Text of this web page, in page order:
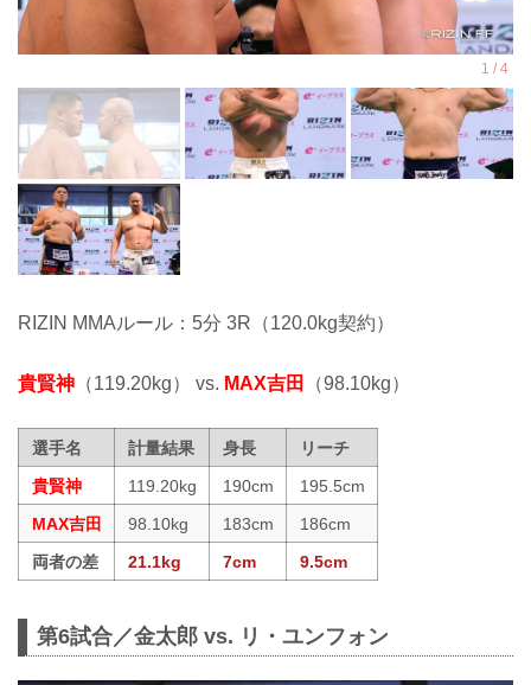
RIZIN MMAルール：5分 3R（120.0kg契約）
貴賢神 （119.20kg） vs. MAX吉田 （98.10kg）
選手名 計量結果 身長
リーチ
貴賢神
119.20kg 190cm
195.5cm
MAX吉田
98.10kg 183cm
186cm
両者の差
21.1kg 7cm 9.5cm
第6試合／金太郎 vs. リ・ユンフォン